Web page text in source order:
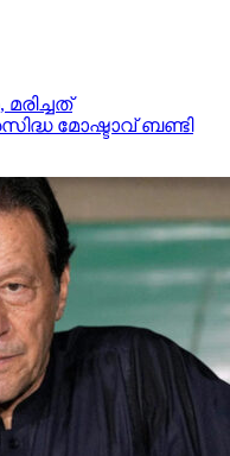
മോഷ്ടാവ് ബണ്ടി